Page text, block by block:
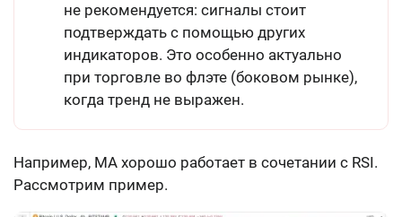
не рекомендуется: сигналы стоит
подтверждать с помощью других
индикаторов. Это особенно актуально
при торговле во флэте (боковом рынке),
когда тренд не выражен.
Например, MA хорошо работает в сочетании с RSI.
Рассмотрим пример.